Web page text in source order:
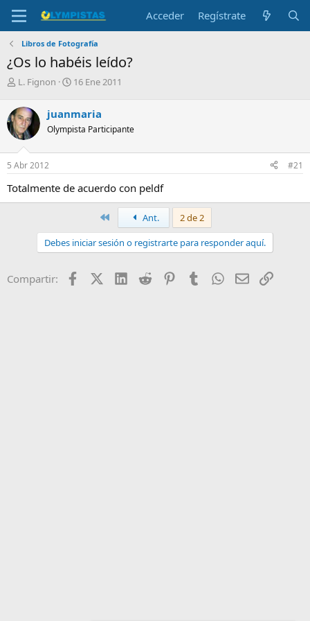
Acceder Regístrate
Libros de Fotografía
¿Os lo habéis leído?
I
i
c
i
a
d
o
d
e
L. Fignon
F
h
a
e
i
c
o
16 Ene 2011
juanmaria
Olympista Participante
5 Abr 2012 #21
Totalmente de acuerdo con peldf
PrimeroAnt.
2 de 2
Debes iniciar sesión o registrarte para responder aquí.
Compartir: FacebookX (Twitter)
LinkedIn
Reddit PinterestTumblr WhatsApp
EmailEnlace